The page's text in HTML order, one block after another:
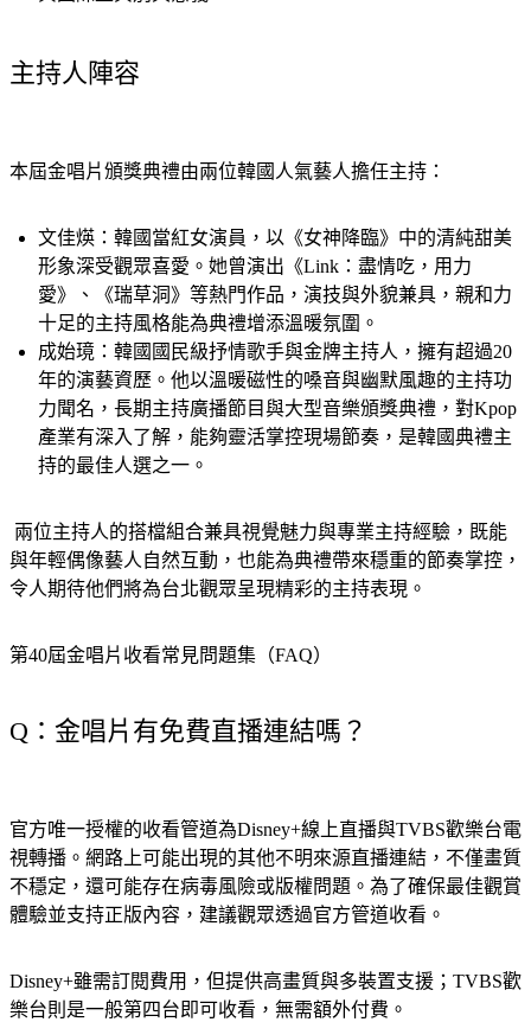
主持人陣容
本屆金唱片頒獎典禮由兩位韓國人氣藝人擔任主持：
文佳煐： 韓國當紅女演員，以《女神降臨》中的清純甜美
形象深受觀眾喜愛。她曾演出《Link：盡情吃，用力
愛》、《瑞草洞》等熱門作品，演技與外貌兼具，親和力
十足的主持風格能為典禮增添溫暖氛圍。
成始璄： 韓國國民級抒情歌手與金牌主持人，擁有超過20
年的演藝資歷。他以溫暖磁性的嗓音與幽默風趣的主持功
力聞名，長期主持廣播節目與大型音樂頒獎典禮，對Kpop
產業有深入了解，能夠靈活掌控現場節奏，是韓國典禮主
持的最佳人選之一。
兩位主持人的搭檔組合兼具視覺魅力與專業主持經驗，既能
與年輕偶像藝人自然互動，也能為典禮帶來穩重的節奏掌控，
令人期待他們將為台北觀眾呈現精彩的主持表現。
第40屆金唱片收看常見問題集（FAQ）
Q：金唱片有免費直播連結嗎？
官方唯一授權的收看管道為Disney+線上直播與TVBS歡樂台電
視轉播。網路上可能出現的其他不明來源直播連結，不僅畫質
不穩定，還可能存在病毒風險或版權問題。為了確保最佳觀賞
體驗並支持正版內容，建議觀眾透過官方管道收看。
Disney+雖需訂閱費用，但提供高畫質與多裝置支援；TVBS歡
樂台則是一般第四台即可收看，無需額外付費。